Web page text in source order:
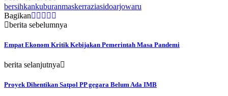
bersihkankuburanmaskerraziasidoarjowaru
Bagikan
berita sebelumnya
Empat Ekonom Kritik Kebijakan Pemerintah Masa Pandemi
berita selanjutnya
Proyek Dihentikan Satpol PP gegara Belum Ada IMB